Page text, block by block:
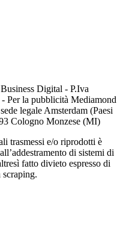
Digital - P.Iva
Per la pubblicità Mediamond
legale Amsterdam (Paesi
Cologno Monzese (MI)
trasmessi e/o riprodotti è
di sistemi di
fatto divieto espresso di